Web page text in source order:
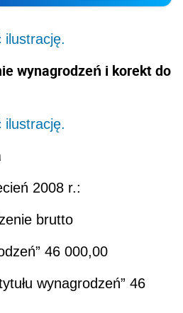
ilustrację.
wynagrodzeń i korekt do
ilustrację.
2008 r.:
brutto
46 000,00
wynagrodzeń” 46